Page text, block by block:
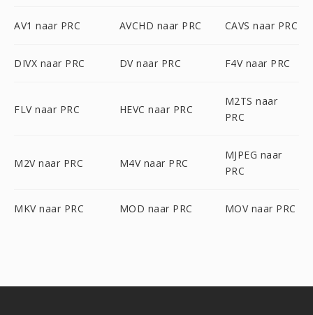
AV1 naar PRC AVCHD naar PRC CAVS naar PRC
DIVX naar PRC DV naar PRC F4V naar PRC
FLV naar PRC HEVC naar PRC
M2TS naar
PRC
M2V naar PRC M4V naar PRC
MJPEG naar
PRC
MKV naar PRC MOD naar PRC MOV naar PRC